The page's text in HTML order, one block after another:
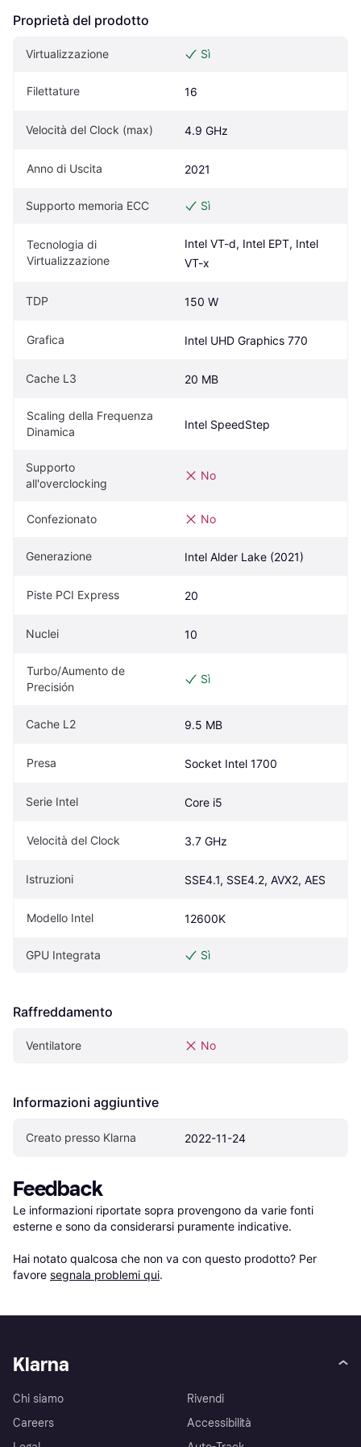
Proprietà del prodotto
Virtualizzazione Sì
Filettature 16
Velocità del Clock (max) 4.9 GHz
Anno di Uscita 2021
Supporto memoria ECC Sì
Tecnologia di
Virtualizzazione
Intel VT-d, Intel EPT, Intel
VT-x
TDP 150 W
Grafica Intel UHD Graphics 770
Cache L3 20 MB
Scaling della Frequenza
Dinamica
Intel SpeedStep
Supporto
all'overclocking
No
Confezionato No
Generazione Intel Alder Lake (2021)
Piste PCI Express 20
Nuclei 10
Turbo/Aumento de
Precisión
Sì
Cache L2 9.5 MB
Presa Socket Intel 1700
Serie Intel Core i5
Velocità del Clock 3.7 GHz
Istruzioni SSE4.1, SSE4.2, AVX2, AES
Modello Intel 12600K
GPU Integrata Sì
Raffreddamento
Ventilatore No
Informazioni aggiuntive
Creato presso Klarna 2022-11-24
Feedback
Le informazioni riportate sopra provengono da varie fonti
esterne e sono da considerarsi puramente indicative.
Hai notato qualcosa che non va con questo prodotto? Per
favore segnala problemi qui.
Klarna
Chi siamo
Careers
Rivendi
Accessibilità